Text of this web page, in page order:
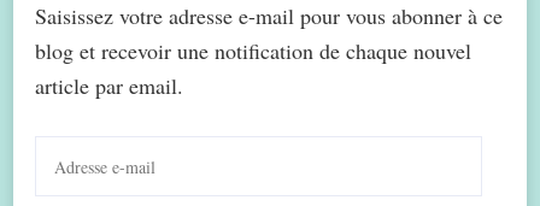
Saisissez votre adresse e-mail pour vous abonner à ce
blog et recevoir une notification de chaque nouvel
article par email.